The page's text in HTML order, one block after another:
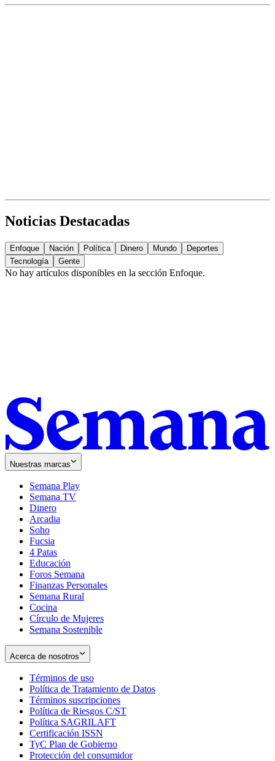
Noticias Destacadas
Enfoque Nación Política Dinero Mundo
Deportes
Tecnología
Gente
No hay artículos disponibles en la sección Enfoque.
Nuestras marcas
Semana Play
Semana TV
Dinero
Arcadia
Soho
in
new
window
Fucsia
in
new
window
4 Patas
Educación
Foros Semana
Finanzas Personales
Semana Rural
Cocina
Círculo de Mujeres
Semana Sostenible
Acerca de nosotros
Términos de uso
in
new
window
Política de Tratamiento de Datos
Términos suscripciones
in
Política de Riesgos C/ST
Política SAGRILAFT
new
window
Certificación ISSN
in
new
TyC Plan de Gobierno
in
Protección del consumidorOpens